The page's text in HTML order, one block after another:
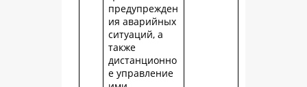
предупрежден
ия аварийных
ситуаций, а
также
дистанционно
е управление